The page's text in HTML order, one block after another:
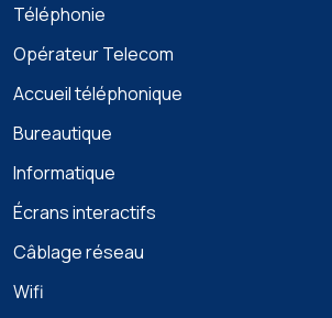
Téléphonie
Opérateur Telecom
Accueil téléphonique
Bureautique
Informatique
Écrans interactifs
Câblage réseau
Wifi